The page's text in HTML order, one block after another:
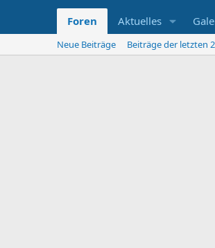
Foren Aktuelles
Neue Beiträge Beiträge der letzten